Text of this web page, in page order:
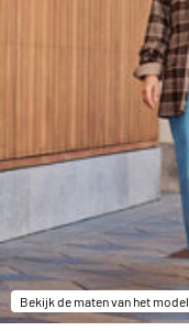
Bekijk de maten van het model